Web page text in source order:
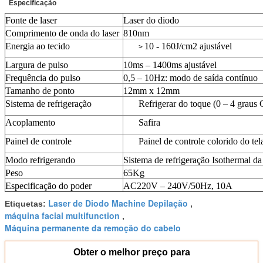
Especificação
Fonte de laser
Laser do diodo
Comprimento de onda do laser 810nm
Energia ao tecido
> 10 - 160J/cm2 ajustável
Largura de pulso
10ms – 1400ms ajustável
Frequência do pulso
0,5 – 10Hz: modo de saída contínuo
Tamanho de ponto
12mm x 12mm
Sistema de refrigeração
Refrigerar do toque (0 – 4 graus
Acoplamento
Safira
Painel de controle
Painel de controle colorido do
Modo refrigerando
Sistema de refrigeração Isothermal
Peso
65Kg
Especificação do poder
AC220V – 240V/50Hz, 10A
Etiquetas: Laser de Diodo Machine Depilação ,
máquina facial multifunction ,
Máquina permanente da remoção do cabelo
Obter o melhor preço para